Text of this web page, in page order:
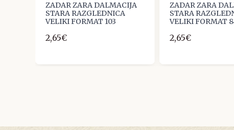
ZADAR ZARA DALMACIJA
STARA RAZGLEDNICA
VELIKI FORMAT 103
2,65€
ZADAR ZARA
STARA
VELIKI FORMAT
2,65€